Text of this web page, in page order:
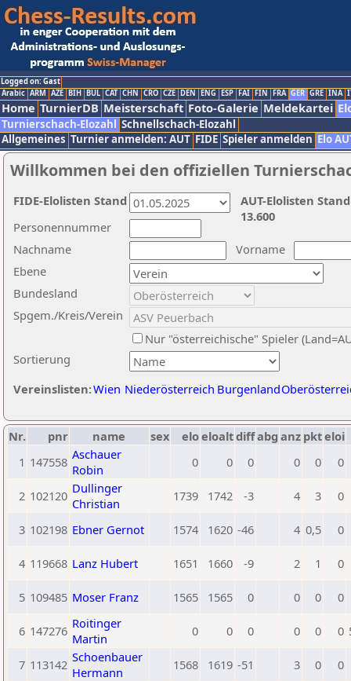
Logged on: Gast
Arabic ARM AZE BIH BUL CAT CHN CRO CZE DEN ENG ESP FAI FIN FRA GER GRE INA
Home TurnierDB Meisterschaft Foto-Galerie Meldekartei
Turnierschach-Elozahl Schnellschach-Elozahl
Allgemeines Turnier anmelden: AUT FIDE Spieler anmelden Elo
Willkommen bei den offiziellen
Nachname
Vorname
Ebene
Sortierung
Personennummer
Bundesland
Spgem./Kreis/Verein
Nur "österreichische" Spieler
Vereinslisten:Wien Niederösterreich Burgenland
AUT-Elolisten
13.600
FIDE-Elolisten Stand
Nr. pnr name sex eloeloaltdiffabg anz pkteloi
1 147558 Aschauer
Robin
0 0 0 0 0 0
2 102120 Dullinger
Christian
1739 1742 -3 4 3 0
3 102198 Ebner Gernot 1574 1620 -46 4 0,5 0
4 119668 Lanz Hubert 1651 1660 -9 2 1 0
5 109485 Moser Franz 1565 1565 0 0 0 0
6 147276 Roitinger
Martin
0 0 0 0 0 0
7 113142 Schoenbauer
Hermann
1568 1619 -51 3 0 0